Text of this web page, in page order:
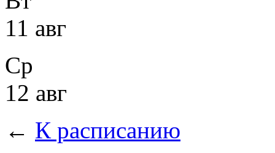
11 авг
Ср
12 авг
← К расписанию